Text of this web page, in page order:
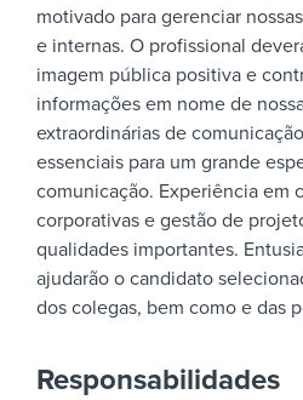
motivado para gerenciar
e internas. O profissional
imagem pública positiva e
informações em nome de
extraordinárias de
essenciais para um grande
comunicação. Experiência em
corporativas e gestão de
qualidades importantes.
ajudarão o candidato
dos colegas, bem como e das
Responsabilidades